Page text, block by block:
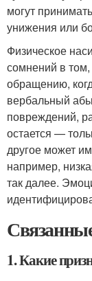
могут
унижения или
Физическое
сомнений в
обращению,
вербальный
повреждений,
остается —
другое может
например,
так далее.
1. Какие